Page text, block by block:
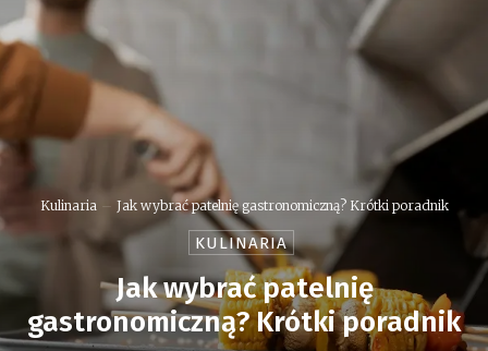
Kulinaria Jak wybrać patelnię gastronomiczną? Krótki poradnik
KULINARIA
Jak wybrać patelnię
gastronomiczną? Krótki poradnik